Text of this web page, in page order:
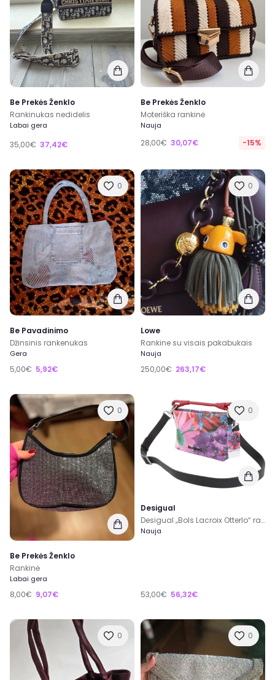
Be Prekės Ženklo
Rankinukas nedidelis
Labai gera
35,00€ 37,42€
Be Prekės Ženklo
Moteriška rankinė
Nauja
28,00€ 30,07€ -15%
0
Be Pavadinimo
Džinsinis rankenukas
Gera
5,00€ 5,92€
0
Lowe
Rankine su visais pakabukais
Nauja
250,00€ 263,17€
0
Be Prekės Ženklo
Rankinė
Labai gera
8,00€ 9,07€
0
Desigual
Desigual „Bols Lacroix Otterlo“ rankinė
Nauja
53,00€ 56,32€
0 0